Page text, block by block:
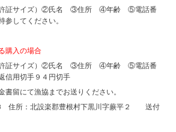
イズ）②氏名 ③住所 ④年齢 ⑤電話番
してください。
購入の場合
イズ）②氏名 ③住所 ④年齢 ⑤電話番
用切手９４円切手
漁協までお送りください。
北設楽郡豊根村下黒川字蕨平２ 送付